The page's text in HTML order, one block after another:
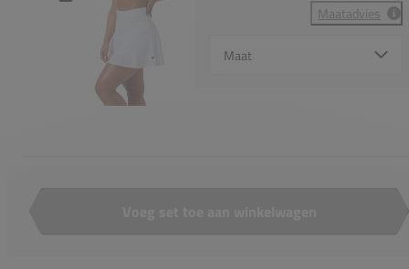
Maatadvies